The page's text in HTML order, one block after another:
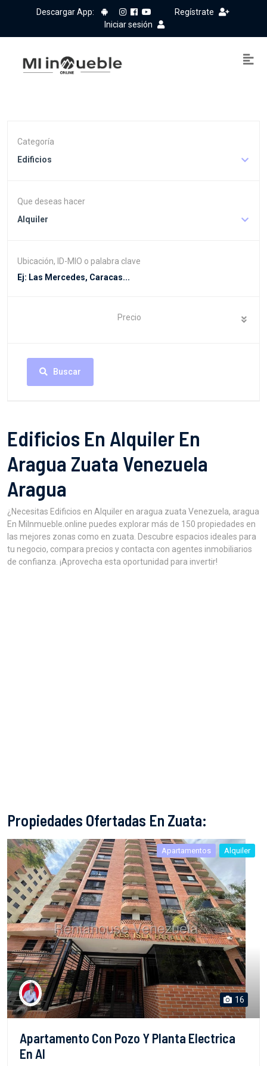
Descargar App:
Regístrate
Iniciar sesión
Categoría
Edificios
Que deseas hacer
Alquiler
Ubicación, ID-MIO o palabra clave
Precio
Buscar
Edificios En Alquiler En
Aragua Zuata Venezuela
Aragua
¿Necesitas Edificios en Alquiler en aragua zuata Venezuela, aragua
En MiInmueble.online puedes explorar más de 150 propiedades en
las mejores zonas como en zuata. Descubre espacios ideales para
tu negocio, compara precios y contacta con agentes inmobiliarios
de confianza. ¡Aprovecha esta oportunidad para invertir!
Propiedades Ofertadas En Zuata:
Apartamentos Alquiler
16
Apartamento Con Pozo Y Planta Electrica
En Al